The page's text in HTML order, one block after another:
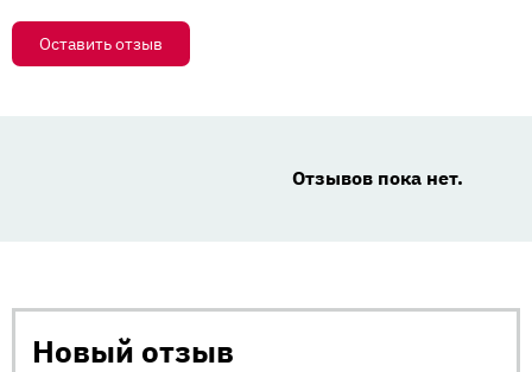
Оставить отзыв
Отзывов пока нет.
Новый отзыв